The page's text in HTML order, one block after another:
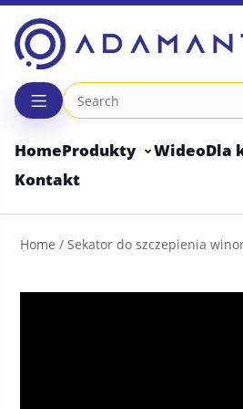
Skip
content
HomeProdukty WideoDla
Kontakt
Home / Sekator do szczepienia